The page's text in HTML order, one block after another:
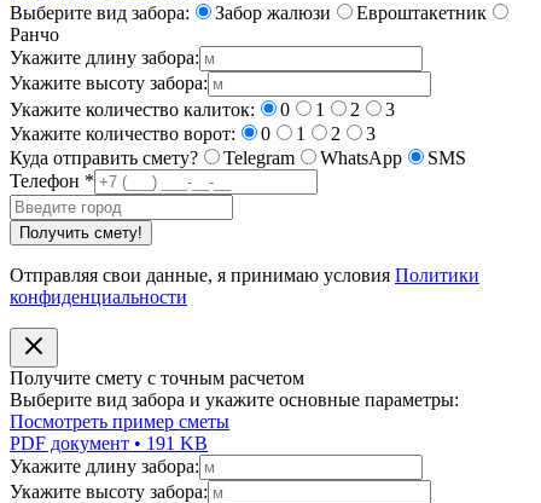
Выберите вид забора:
Забор жалюзи
Евроштакетник
Ранчо
Укажите длину забора:
Укажите высоту забора:
Укажите количество калиток:
0 1 2
3
Укажите количество ворот:
0 1 2
3
Куда отправить смету?
Telegram WhatsApp
SMS
Телефон *
Получить смету!
Отправляя свои данные, я принимаю условия Политики
конфиденциальности
Получите смету с точным расчетом
Выберите вид забора и укажите основные параметры:
Посмотреть пример сметы
PDF документ • 191 KB
Укажите длину забора:
Укажите высоту забора: